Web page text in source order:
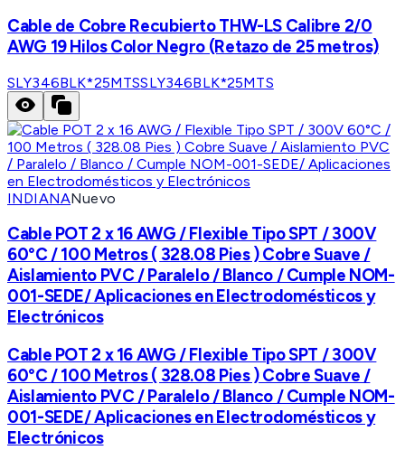
Cable de Cobre Recubierto THW-LS Calibre 2/0
AWG 19 Hilos Color Negro (Retazo de 25 metros)
SLY346BLK*25MTSSLY346BLK*25MTS
INDIANANuevo
Cable POT 2 x 16 AWG / Flexible Tipo SPT / 300V
60°C / 100 Metros ( 328.08 Pies ) Cobre Suave /
Aislamiento PVC / Paralelo / Blanco / Cumple NOM-
001-SEDE/ Aplicaciones en Electrodomésticos y
Electrónicos
Cable POT 2 x 16 AWG / Flexible Tipo SPT / 300V
60°C / 100 Metros ( 328.08 Pies ) Cobre Suave /
Aislamiento PVC / Paralelo / Blanco / Cumple NOM-
001-SEDE/ Aplicaciones en Electrodomésticos y
Electrónicos